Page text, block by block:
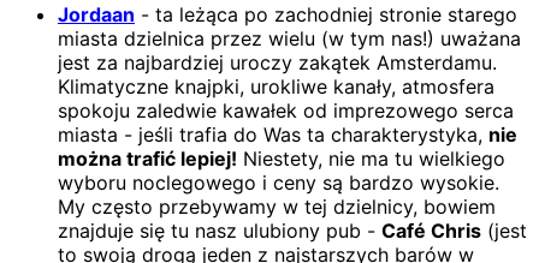
Jordaan - ta leżąca po zachodniej stronie starego
miasta dzielnica przez wielu (w tym nas!) uważana
jest za najbardziej uroczy zakątek Amsterdamu.
Klimatyczne knajpki, urokliwe kanały, atmosfera
spokoju zaledwie kawałek od imprezowego serca
miasta - jeśli trafia do Was ta charakterystyka, nie
można trafić lepiej! Niestety, nie ma tu wielkiego
wyboru noclegowego i ceny są bardzo wysokie.
My często przebywamy w tej dzielnicy, bowiem
znajduje się tu nasz ulubiony pub - Café Chris (jest
to swoją drogą jeden z najstarszych barów w